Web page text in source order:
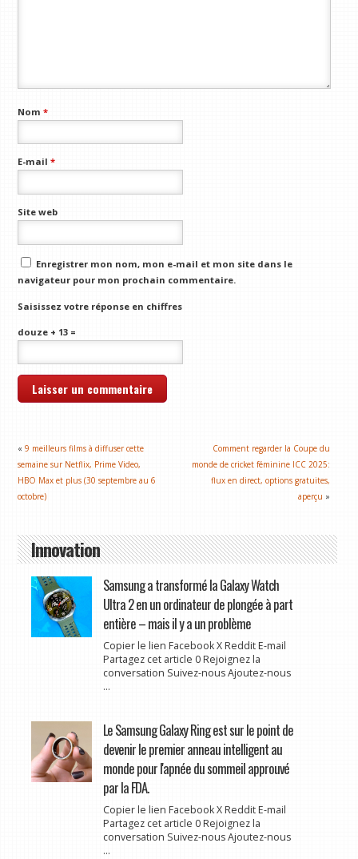
Nom*
E-mail*
Site web
Enregistrer mon nom, mon e-mail et mon site dans le
navigateur pour mon prochain commentaire.
Saisissez votre réponse en chiffres
douze + 13 =
«9 meilleurs films à diffuser cette
semaine sur Netflix, Prime Video,
HBO Max et plus (30 septembre au 6
octobre)
Comment regarder la Coupe du
monde de cricket féminine ICC 2025:
flux en direct, options gratuites,
aperçu »
Innovation
Samsung a transformé la Galaxy Watch
Ultra 2 en un ordinateur de plongée à part
entière – mais il y a un problème
Copier le lien Facebook X Reddit E-mail
Partagez cet article 0 Rejoignez la
conversation Suivez-nous Ajoutez-nous
...
Le Samsung Galaxy Ring est sur le point de
devenir le premier anneau intelligent au
monde pour l'apnée du sommeil approuvé
par la FDA.
Copier le lien Facebook X Reddit E-mail
Partagez cet article 0 Rejoignez la
conversation Suivez-nous Ajoutez-nous
...